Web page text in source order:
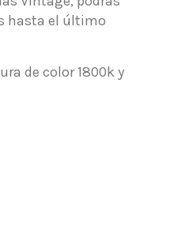
hasta el último
de color 1800k y